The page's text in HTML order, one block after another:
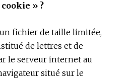
cookie » ?
fichier de taille limitée,
de lettres et de
le serveur internet au
situé sur le